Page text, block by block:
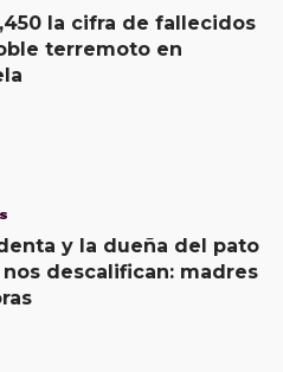
la cifra de fallecidos
terremoto en
y la dueña del pato
nos descalifican: madres